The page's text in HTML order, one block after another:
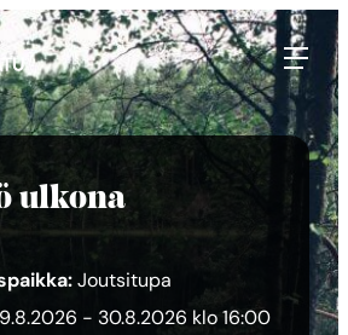
ulkona
Joutsitupa
- 30.8.2026 klo 16:00